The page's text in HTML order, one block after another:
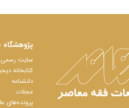
پژوهشگاه
سایت رسمی
کتابخانه
دانشنامه
مجلات
پرونده‌های